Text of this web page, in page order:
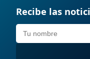
Recibe las